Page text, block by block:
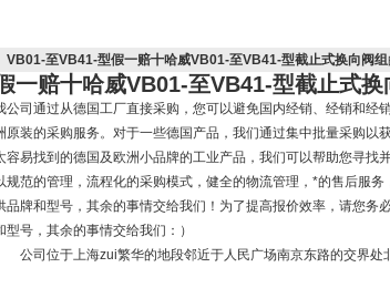
VB01-至VB41-型假一赔十哈威VB01-至VB41-型截止式换向阀组
一赔十哈威VB01-至VB41-型截止式换
公司通过从德国工厂直接采购，您可以避免国内经销、经销和经
原装的采购服务。对于一些德国产品，我们通过集中批量采购以
容易找到的德国及欧洲小品牌的工业产品，我们可以帮助您寻找
规范的管理，流程化的采购模式，健全的物流管理，*的售后服
品牌和型号，其余的事情交给我们！为了提高报价效率，请您
型号，其余的事情交给我们：）
公司位于上海zui繁华的地段邻近于人民广场南京东路的交界处